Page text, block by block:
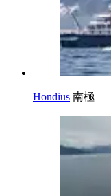
Hondius 南極